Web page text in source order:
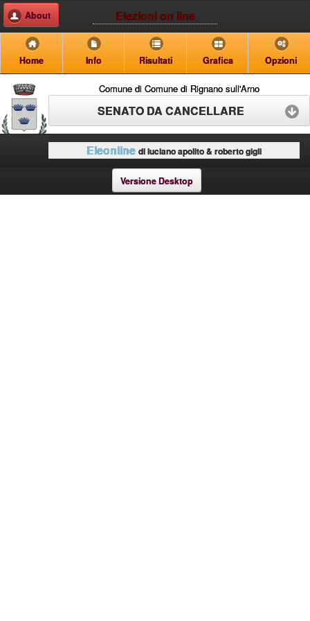
Elezioni on line
About
Home Info Risultati Grafica Opzioni
Comune di Comune di Rignano sull'Arno
SENATO DA CANCELLARE
Eleonline di luciano apolito & roberto gigli
Versione Desktop